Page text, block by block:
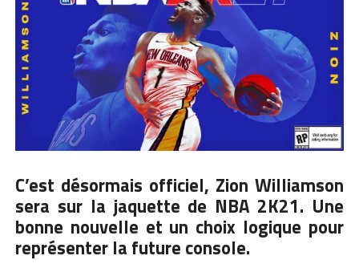
C’est désormais officiel, Zion Williamson
sera sur la jaquette de NBA 2K21. Une
bonne nouvelle et un choix logique pour
représenter la future console.